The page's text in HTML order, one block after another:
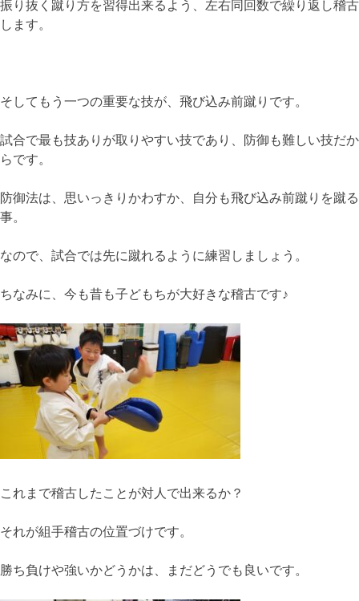
振り抜く蹴り方を習得出来るよう、左右同回数で繰り返し稽古
します。
そしてもう一つの重要な技が、飛び込み前蹴りです。
試合で最も技ありが取りやすい技であり、防御も難しい技だか
らです。
防御法は、思いっきりかわすか、自分も飛び込み前蹴りを蹴る
事。
なので、試合では先に蹴れるように練習しましょう。
ちなみに、今も昔も子どもちが大好きな稽古です♪
これまで稽古したことが対人で出来るか？
それが組手稽古の位置づけです。
勝ち負けや強いかどうかは、まだどうでも良いです。